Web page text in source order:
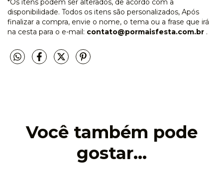
*Os itens podem ser alterados, de acordo com a
disponibilidade. Todos os itens são personalizados, Após
finalizar a compra, envie o nome, o tema ou a frase que irá
na cesta para o e-mail: contato@pormaisfesta.com.br .
Você também pode
gostar...